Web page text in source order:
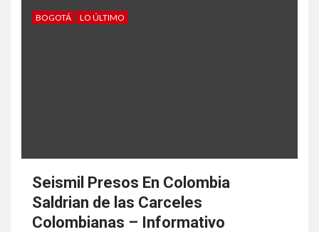
BOGOTÁ LO ÚLTIMO
Seismil Presos En Colombia
Saldrian de las Carceles
Colombianas – Informativo